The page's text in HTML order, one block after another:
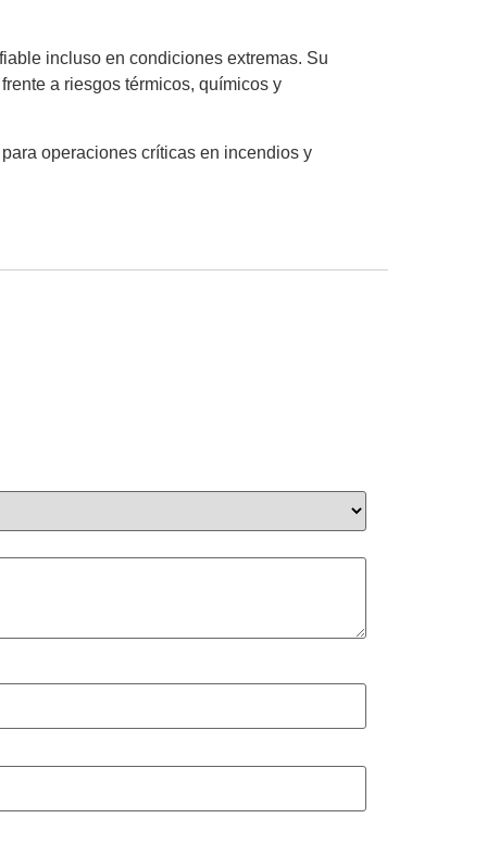
incluso en condiciones extremas. Su
a riesgos térmicos, químicos y
operaciones críticas en incendios y